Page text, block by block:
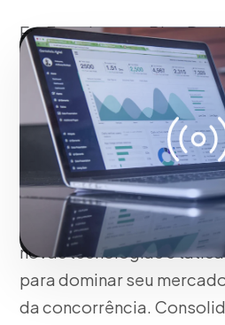
Em Fortaleza, na Blue
não usamos modelos
Estruturamos sua
na mídia com base na
sua marca em Fortaleza e
comportamento de seus
Nossa abordagem
mensuráveis, perfeita
novas tecnologias e
para dominar seu
da concorrência.